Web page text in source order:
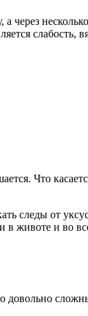
через
слабость,
Что
следы от
в животе и во
довольно